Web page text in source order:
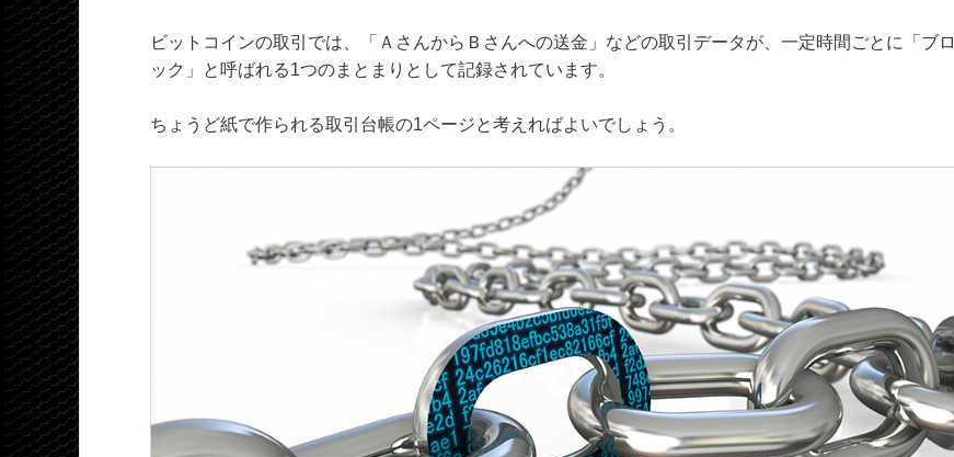
ビットコインの取引では、「ＡさんからＢさんへの送金」などの取引データが、一定時間ごとに「ブロ
ック」と呼ばれる1つのまとまりとして記録されています。
ちょうど紙で作られる取引台帳の1ページと考えればよいでしょう。